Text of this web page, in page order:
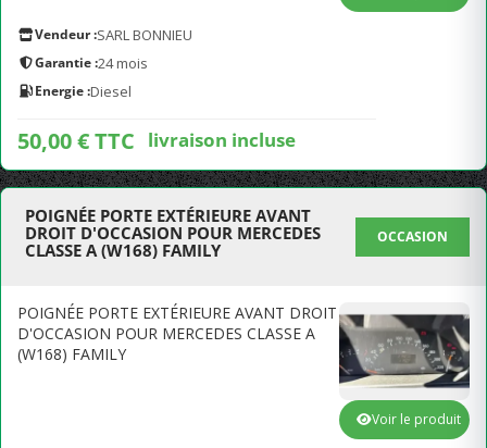
Vendeur :SARL BONNIEU
Garantie :24 mois
Energie :Diesel
50,00 € TTC livraison incluse
POIGNÉE PORTE EXTÉRIEURE AVANT
DROIT D'OCCASION POUR MERCEDES
CLASSE A (W168) FAMILY
OCCASION
POIGNÉE PORTE EXTÉRIEURE AVANT DROIT
D'OCCASION POUR MERCEDES CLASSE A
(W168) FAMILY
Voir le produit